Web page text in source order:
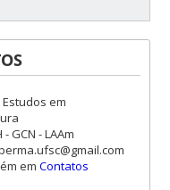
em
- GCN - LAAm
em Contatos